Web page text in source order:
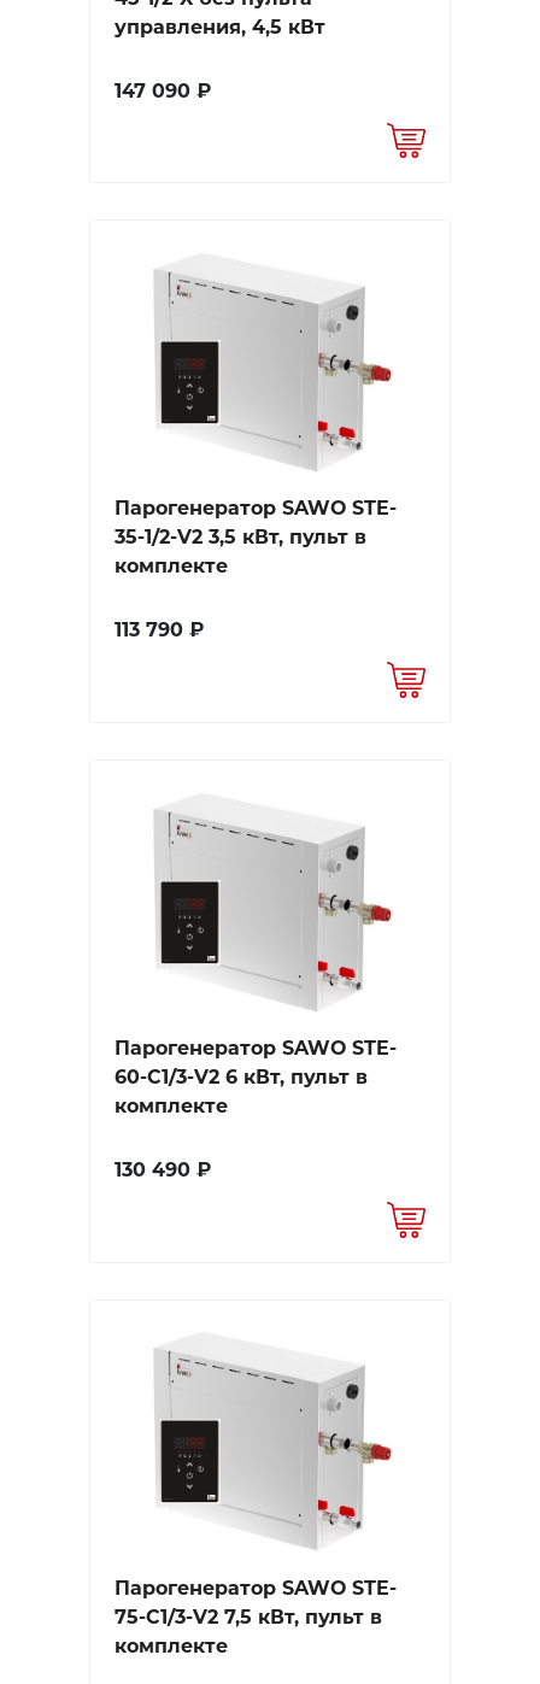
управления, 4,5 кВт
147 090 ₽
Парогенератор SAWO STE-
35-1/2-V2 3,5 кВт, пульт в
комплекте
113 790 ₽
Парогенератор SAWO STE-
60-C1/3-V2 6 кВт, пульт в
комплекте
130 490 ₽
Парогенератор SAWO STE-
75-C1/3-V2 7,5 кВт, пульт в
комплекте